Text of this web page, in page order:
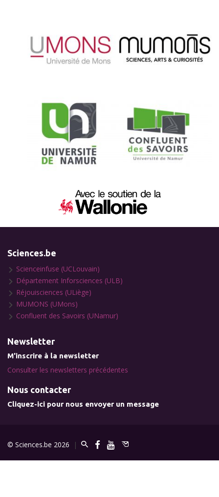
Sciences.be
Scienceinfuse (UCLouvain)
Département Inforsciences (ULB)
Réjouisciences (ULiège)
MUMONS (UMons)
Confluent des Savoirs (UNamur)
Newsletter
M'inscrire à la newsletter
Consulter les newsletters précédentes
Nous contacter
Cliquez-ici pour nous envoyer un message
© Sciences.be 2026 |